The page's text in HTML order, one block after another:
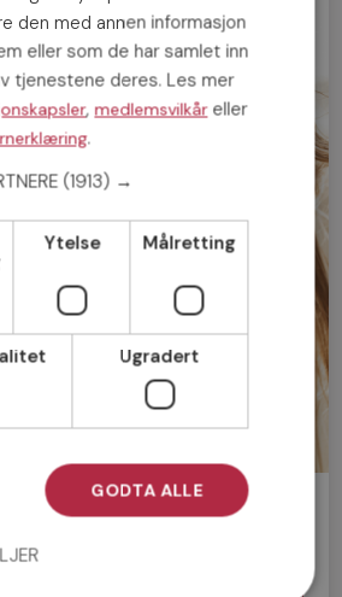
den med annen informasjon
eller som de har samlet inn
tjenestene deres. Les mer
,medlemsvilkåreller
.
(1913) →
Ytelse Målretting
Ugradert
GODTA ALLE